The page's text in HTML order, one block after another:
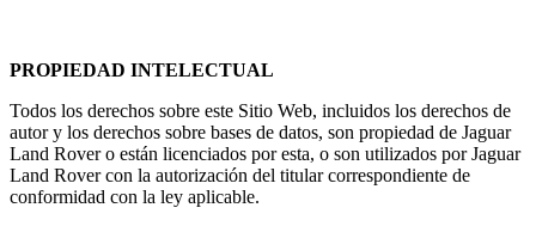
PROPIEDAD INTELECTUAL
Todos los derechos sobre este Sitio Web, incluidos los derechos de
autor y los derechos sobre bases de datos, son propiedad de Jaguar
Land Rover o están licenciados por esta, o son utilizados por Jaguar
Land Rover con la autorización del titular correspondiente de
conformidad con la ley aplicable.